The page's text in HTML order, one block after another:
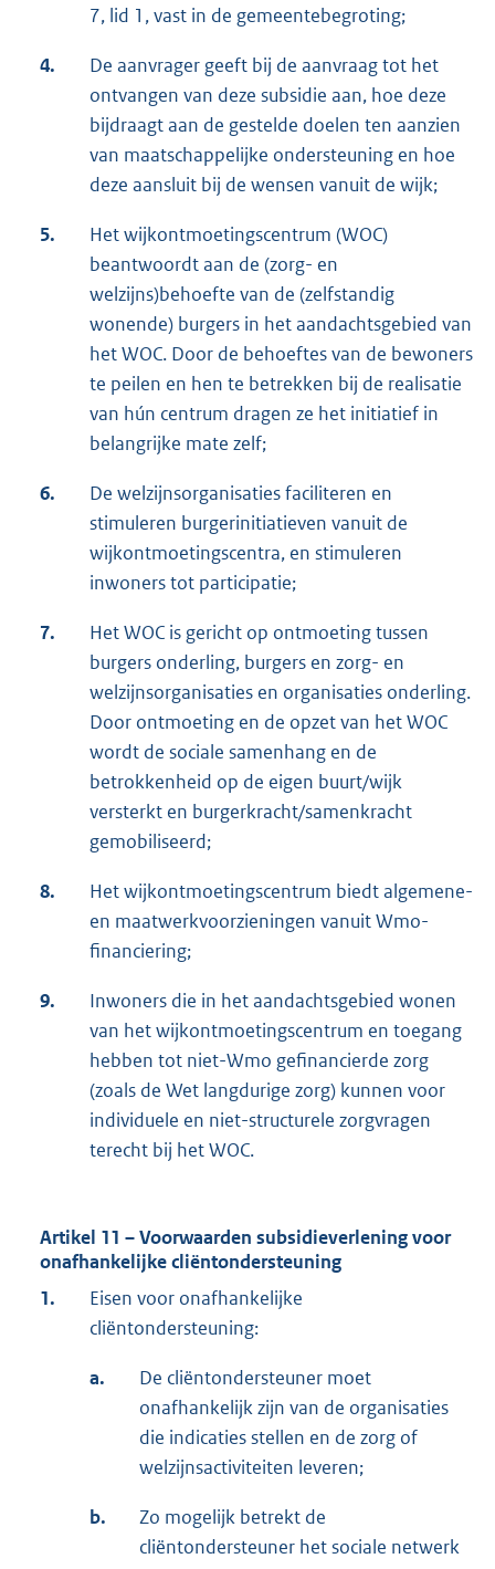
7, lid 1, vast in de gemeentebegroting;
4.
De aanvrager geeft bij de aanvraag tot het
ontvangen van deze subsidie aan, hoe deze
bijdraagt aan de gestelde doelen ten aanzien
van maatschappelijke ondersteuning en hoe
deze aansluit bij de wensen vanuit de wijk;
5.
Het wijkontmoetingscentrum (WOC)
beantwoordt aan de (zorg- en
welzijns)behoefte van de (zelfstandig
wonende) burgers in het aandachtsgebied van
het WOC. Door de behoeftes van de bewoners
te peilen en hen te betrekken bij de realisatie
van hún centrum dragen ze het initiatief in
belangrijke mate zelf;
6.
De welzijnsorganisaties faciliteren en
stimuleren burgerinitiatieven vanuit de
wijkontmoetingscentra, en stimuleren
inwoners tot participatie;
7.
Het WOC is gericht op ontmoeting tussen
burgers onderling, burgers en zorg- en
welzijnsorganisaties en organisaties onderling.
Door ontmoeting en de opzet van het WOC
wordt de sociale samenhang en de
betrokkenheid op de eigen buurt/wijk
versterkt en burgerkracht/samenkracht
gemobiliseerd;
8.
Het wijkontmoetingscentrum biedt algemene-
en maatwerkvoorzieningen vanuit Wmo-
financiering;
9.
Inwoners die in het aandachtsgebied wonen
van het wijkontmoetingscentrum en toegang
hebben tot niet-Wmo gefinancierde zorg
(zoals de Wet langdurige zorg) kunnen voor
individuele en niet-structurele zorgvragen
terecht bij het WOC.
Artikel 11 – Voorwaarden subsidieverlening voor
onafhankelijke cliëntondersteuning
1.
Eisen voor onafhankelijke
cliëntondersteuning:
a.
De cliëntondersteuner moet
onafhankelijk zijn van de organisaties
die indicaties stellen en de zorg of
welzijnsactiviteiten leveren;
b.
Zo mogelijk betrekt de
cliëntondersteuner het sociale netwerk